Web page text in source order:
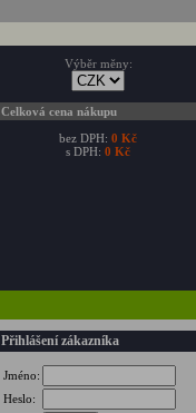
Výběr měny:
Celková cena nákupu
bez DPH: 0 Kč
s DPH: 0 Kč
Přihlášení zákazníka
Jméno:
Heslo: